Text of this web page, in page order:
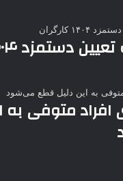
۱۴۰۴ کارگران
متوفی به